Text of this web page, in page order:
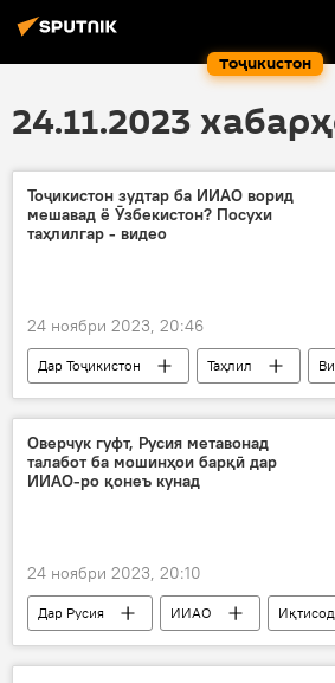
Тоҷикистон
24.11.2023
Тоҷикистон зудтар ба ИИАО ворид
мешавад ё Ӯзбекистон? Посухи
таҳлилгар - видео
24 ноябри 2023, 20:46
Дар Тоҷикистон Таҳлил
Иқтисод
Иттиҳоди иқтисодии
узвият
Ӯзбекистон
Оверчук гуфт, Русия метавонад
талабот ба мошинҳои барқӣ дар
ИИАО-ро қонеъ кунад
24 ноябри 2023, 20:10
Дар Русия ИИАО
Иқтисод
барқӣ
мошин